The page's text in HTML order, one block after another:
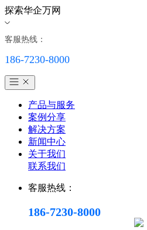
探索华企万网
客服热线：
186-7230-8000
产品与服务
案例分享
解决方案
新闻中心
关于我们
联系我们
客服热线：
186-7230-8000